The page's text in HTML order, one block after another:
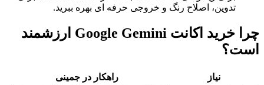
تدوین، اصلاح رنگ و خروجی حرفه ای بهره ببرید.
چرا خرید اکانت Google Gemini ارزشمند
است؟
نیاز
راهکار در جمینی